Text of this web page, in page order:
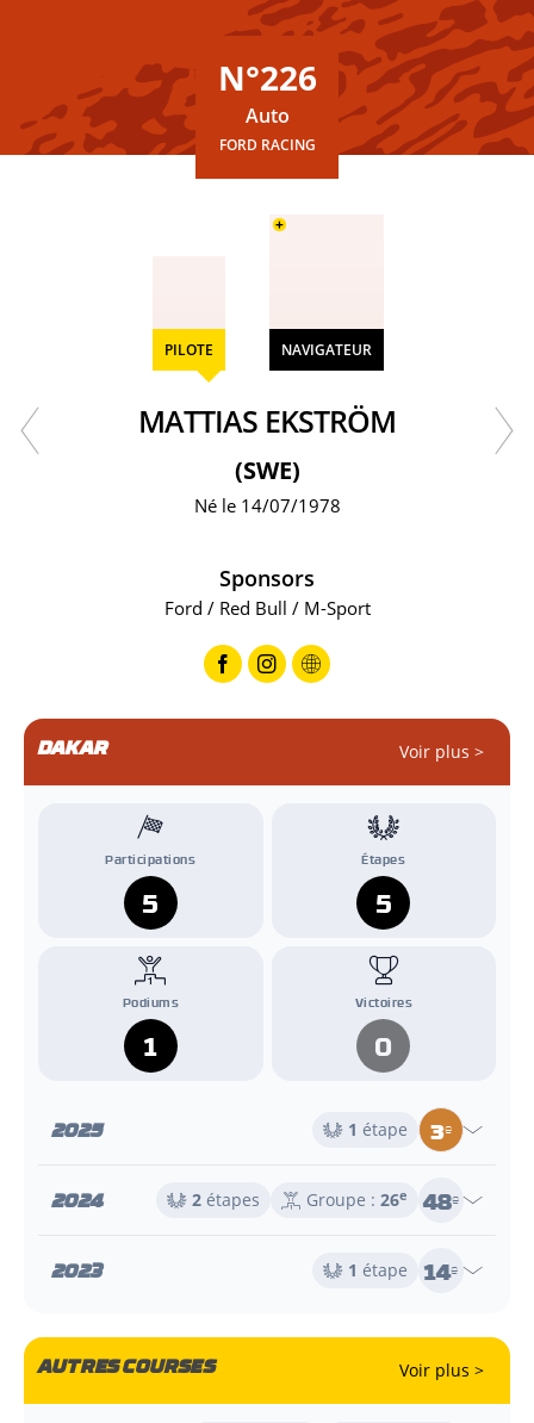
N°226
Auto
FORD RACING
PILOTE NAVIGATEUR
+
MATTIAS EKSTRÖM
(SWE)
Né le 14/07/1978
Sponsors
Ford / Red Bull / M-Sport
DAKAR Voir plus >
Participations
5
Étapes
5
Podiums
1
Victoires
0
2025 1 étape 3e
2024 2 étapes Groupe : 26e 48e
2023 1 étape 14e
AUTRES COURSES Voir plus >